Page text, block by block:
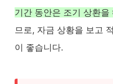
기간 동안은 조기 상환을
므로, 자금 상황을 보고
이 좋습니다.